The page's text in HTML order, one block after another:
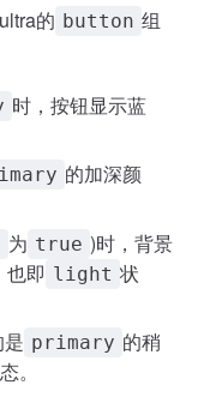
的 button 组
时，按钮显示蓝
的加深颜
为 true )时，背景
也即 light 状
primary 的稍
。